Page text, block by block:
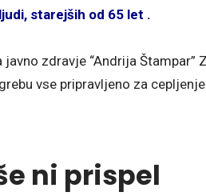
starejših od 65 let .
zdravje “Andrija
vse pripravljeno za cepljenje.
ni prispel